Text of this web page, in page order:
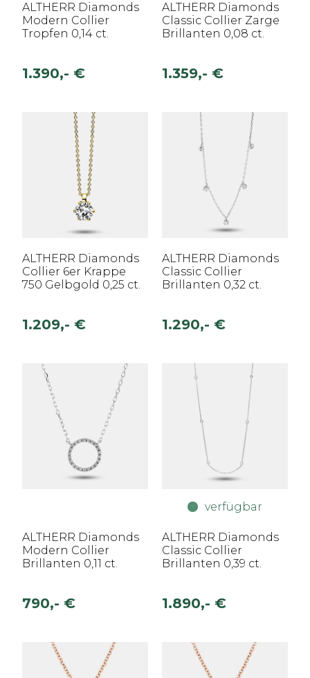
ALTHERR Diamonds
Modern Collier
Tropfen 0,14 ct.
1.390,- €
ALTHERR Diamonds
Classic Collier Zarge
Brillanten 0,08 ct.
1.359,- €
ALTHERR Diamonds
Collier 6er Krappe
750 Gelbgold 0,25 ct.
1.209,- €
ALTHERR Diamonds
Classic Collier
Brillanten 0,32 ct.
1.290,- €
ALTHERR Diamonds
Modern Collier
Brillanten 0,11 ct.
790,- €
verfügbar
ALTHERR Diamonds
Classic Collier
Brillanten 0,39 ct.
1.890,- €